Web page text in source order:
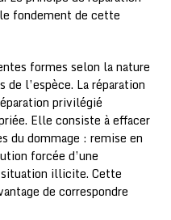
fondement de cette
formes selon la nature
l’espèce. La réparation
privilégié
Elle consiste à effacer
du dommage : remise en
forcée d’une
situation illicite. Cette
de correspondre